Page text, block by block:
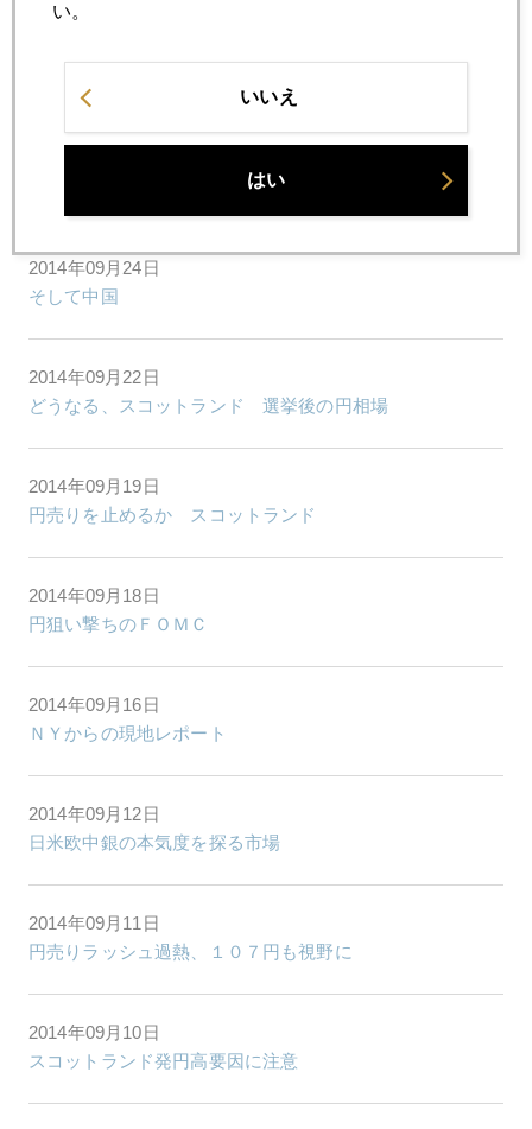
2014年09月24日
そして中国
2014年09月22日
どうなる、スコットランド 選挙後の円相場
2014年09月19日
円売りを止めるか スコットランド
2014年09月18日
円狙い撃ちのＦＯＭＣ
2014年09月16日
ＮＹからの現地レポート
2014年09月12日
日米欧中銀の本気度を探る市場
2014年09月11日
円売りラッシュ過熱、１０７円も視野に
2014年09月10日
スコットランド発円高要因に注意
い。
いいえ
はい